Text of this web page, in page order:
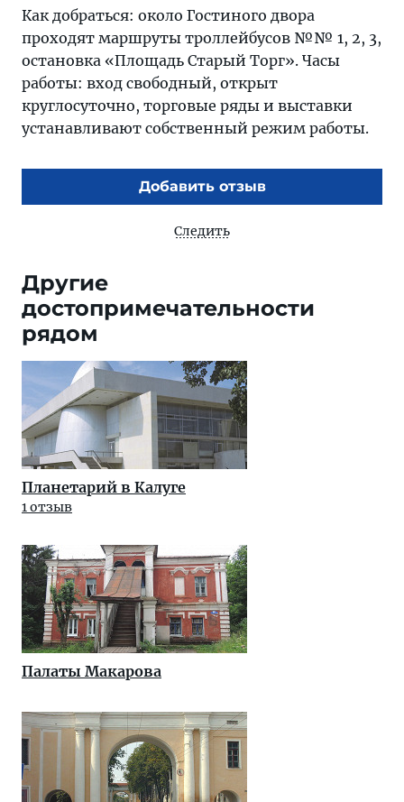
Как добраться: около Гостиного двора
проходят маршруты троллейбусов №№ 1, 2, 3,
остановка «Площадь Старый Торг». Часы
работы: вход свободный, открыт
круглосуточно, торговые ряды и выставки
устанавливают собственный режим работы.
Добавить отзыв
Следить
Другие
достопримечательности
рядом
Планетарий в Калуге
1 отзыв
Палаты Макарова